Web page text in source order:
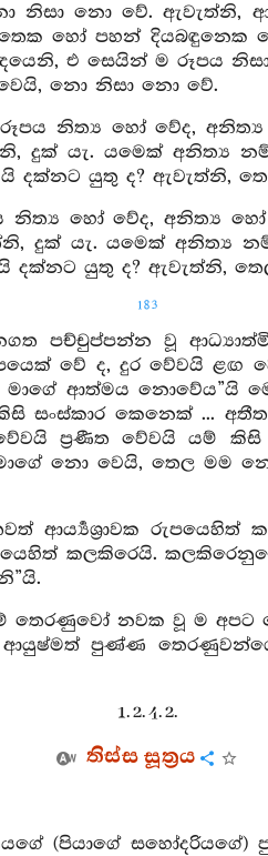
නිසා නො වේ. ඇවැත්නි,
හෝ පහන් දියබඳුනෙක
එ සෙයින් ම රූපය නිසා
වෙයි, නො නිසා නො වේ.
නිත්‍ය හෝ වේද,
දුක් යැ. යමෙක් අනිත්‍ය
දක්නට යුතු ද? ඇවැත්නි,
නිත්‍ය හෝ වේද, අනිත්‍ය
දුක් යැ. යමෙක් අනිත්‍ය
දක්නට යුතු ද? ඇවැත්නි,
183
පච්චුප්පන්න වූ
වේ ද, දුර වේවයි ළඟ
ආත්මය නොවේය”යි
සංස්කාර කෙනෙක් ...
ප්‍රණීත වේවයි යම්
නො වෙයි, තෙල මම
ආර්‍ය්‍යශ්‍රාවක රුපයෙහිත්
කලකිරෙයි.
තෙරණුවෝ නවක වූ ම
ආයුෂ්මත් පුණ්ණ
1. 2. 4. 2.
තිස්ස සූත්‍රය
(පියාගේ සහෝදරියගේ)